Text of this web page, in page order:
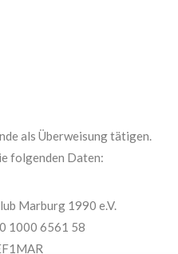
als Überweisung tätigen.
folgenden Daten:
Marburg 1990 e.V.
1000 6561 58